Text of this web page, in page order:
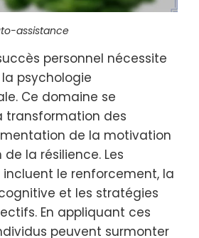
assistance
personnel nécessite
psychologie
Ce domaine se
transformation des
de la motivation
la résilience. Les
le renforcement, la
et les stratégies
En appliquant ces
peuvent surmonter